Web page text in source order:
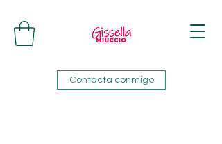
Contacta conmigo